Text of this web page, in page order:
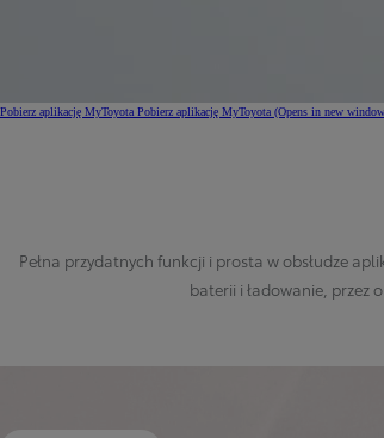
Pobierz aplikację MyToyota Pobierz aplikację MyToyota (Opens in new
Pełna przydatnych funkcji i prosta w obsłudze
baterii i ładowanie, przez